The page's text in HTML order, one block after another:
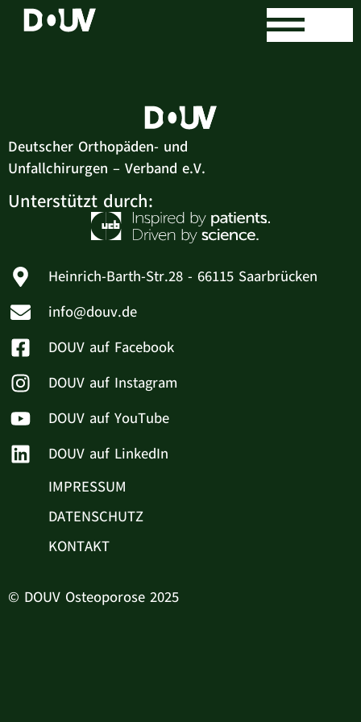
Kevin Weigel
Deutscher Orthopäden- und
Unfallchirurgen – Verband e.V.
Unterstützt durch:
Heinrich-Barth-Str.28 - 66115 Saarbrücken
info@douv.de
DOUV auf Facebook
DOUV auf Instagram
DOUV auf YouTube
DOUV auf LinkedIn
IMPRESSUM
DATENSCHUTZ
KONTAKT
© DOUV Osteoporose 2025